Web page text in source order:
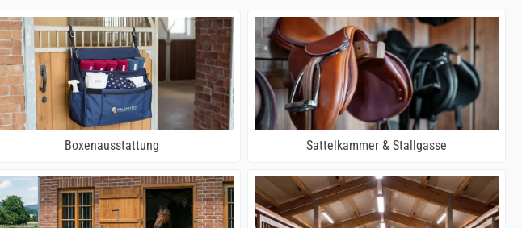
Boxenausstattung Sattelkammer & Stallgasse